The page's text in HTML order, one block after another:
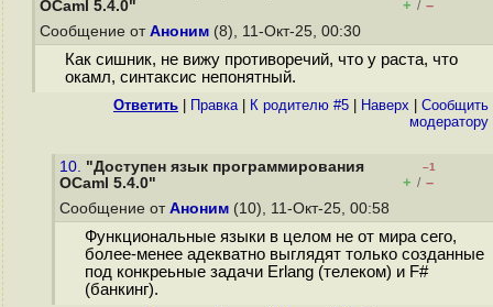
OCaml 5.4.0"
+ / –
Сообщение от Аноним (8), 11-Окт-25, 00:30
Как сишник, не вижу противоречий, что у раста, что
окамл, синтаксис непонятный.
Ответить Правка| К родителю #5 Наверх
Cообщить
модератору
10. "Доступен язык программирования
OCaml 5.4.0"
–1
+ / –
Сообщение от Аноним (10), 11-Окт-25, 00:58
Функциональные языки в целом не от мира сего,
более-менее адекватно выглядят только созданные
под конкреьные задачи Erlang (телеком) и F#
(банкинг).